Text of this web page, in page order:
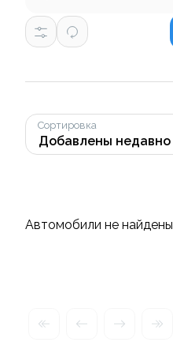
Сортировка
Автомобили не найдены